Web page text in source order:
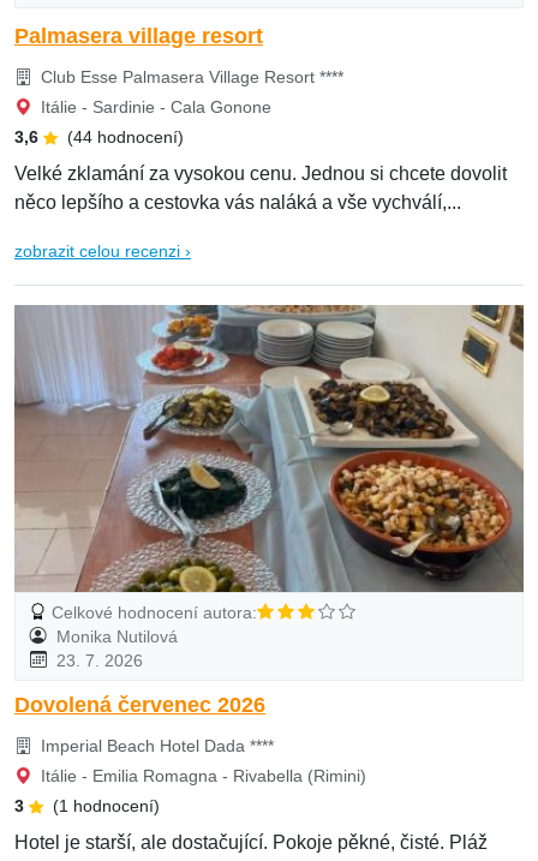
Palmasera village resort
Club Esse Palmasera Village Resort ****
Itálie - Sardinie - Cala Gonone
3,6
(44 hodnocení)
Velké zklamání za vysokou cenu. Jednou si chcete dovolit
něco lepšího a cestovka vás naláká a vše vychválí,...
zobrazit celou recenzi ›
Celkové hodnocení autora:
Monika Nutilová
23. 7. 2026
Dovolená červenec 2026
Imperial Beach Hotel Dada ****
Itálie - Emilia Romagna - Rivabella (Rimini)
3
(1 hodnocení)
Hotel je starší, ale dostačující. Pokoje pěkné, čisté. Pláž